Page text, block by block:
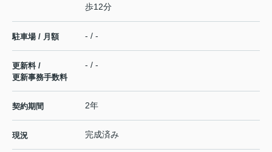
歩12分
駐車場 / 月額 - / -
更新料 /
更新事務手数料
- / -
契約期間 2年
現況 完成済み